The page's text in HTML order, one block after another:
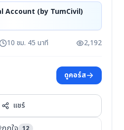
Account (by TumCivil)
10 ชม. 45 นาที 2,192
ดูคอร์ส
แชร์